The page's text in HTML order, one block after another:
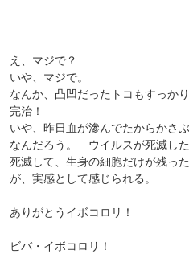
え、マジで？
いや、マジで。
なんか、凸凹だったトコもすっか
完治！
いや、昨日血が滲んでたからかさ
なんだろう。 ウイルスが死滅した
死滅して、生身の細胞だけが残った
が、実感として感じられる。
ありがとうイボコロリ！
ビバ・イボコロリ！